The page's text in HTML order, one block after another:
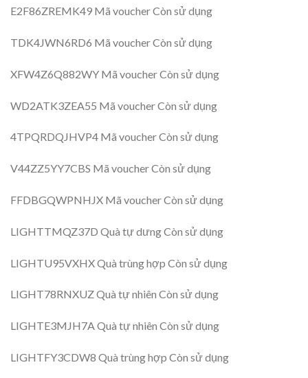
E2F86ZREMK49 Mã voucher Còn sử dụng
TDK4JWN6RD6 Mã voucher Còn sử dụng
XFW4Z6Q882WY Mã voucher Còn sử dụng
WD2ATK3ZEA55 Mã voucher Còn sử dụng
4TPQRDQJHVP4 Mã voucher Còn sử dụng
V44ZZ5YY7CBS Mã voucher Còn sử dụng
FFDBGQWPNHJX Mã voucher Còn sử dụng
LIGHTTMQZ37D Quà tự dưng Còn sử dụng
LIGHTU95VXHX Quà trùng hợp Còn sử dụng
LIGHT78RNXUZ Quà tự nhiên Còn sử dụng
LIGHTE3MJH7A Quà tự nhiên Còn sử dụng
LIGHTFY3CDW8 Quà trùng hợp Còn sử dụng